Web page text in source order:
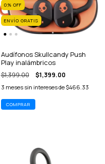
0% OFF
ENVÍO GRATIS
Audífonos Skullcandy Push
Play inalámbricos
$1,399.00 $1,399.00
3 meses sin intereses de $466.33